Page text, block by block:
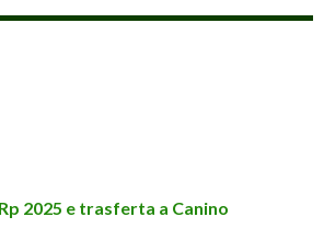
2025 e trasferta a Canino